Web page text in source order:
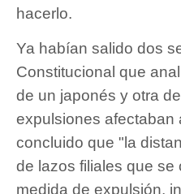
hacerlo.
Ya habían salido dos
Constitucional que
de un japonés y otra
expulsiones afectaban
concluido que "la
de lazos filiales que se
medida de expulsión,